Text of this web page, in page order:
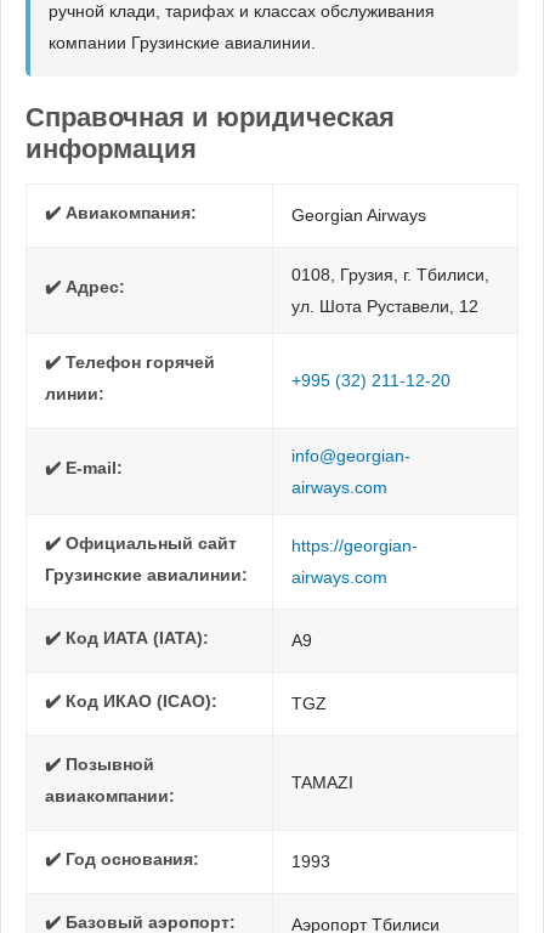
ручной клади, тарифах и классах обслуживания
компании Грузинские авиалинии.
Справочная и юридическая
информация
✔️ Авиакомпания: Georgian Airways
✔️ Адрес:
0108, Грузия, г. Тбилиси,
ул. Шота Руставели, 12
✔️ Телефон горячей
линии:
+995 (32) 211-12-20
✔️ E-mail:
info@georgian-
airways.com
✔️ Официальный сайт
Грузинские авиалинии:
https://georgian-
airways.com
✔️ Код ИАТА (IATA): A9
✔️ Код ИКАО (ICAO): TGZ
✔️ Позывной
авиакомпании:
TAMAZI
✔️ Год основания: 1993
✔️ Базовый аэропорт: Аэропорт Тбилиси